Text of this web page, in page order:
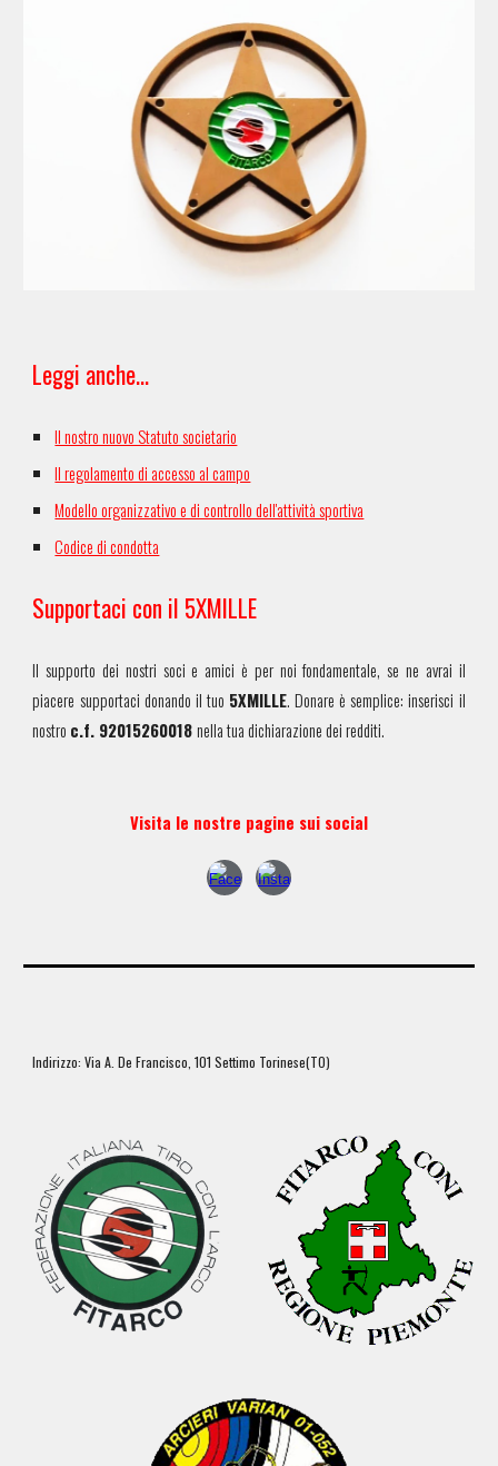
Leggi anche...
Il nostro nuovo Statuto societario
Il regolamento di accesso al campo
Modello organizzativo e di controllo dell'attività sportiva
Codice di condotta
Supportaci con il 5XMILLE
Il supporto dei nostri soci e amici è per noi fondamentale, se ne avrai il
piacere supportaci donando il tuo 5XMILLE. Donare è semplice: inserisci il
nostro c.f. 92015260018nella tua dichiarazione dei redditi.
Visita le nostre pagine sui social
Indirizzo: Via A. De Francisco, 101 Settimo Torinese(TO)